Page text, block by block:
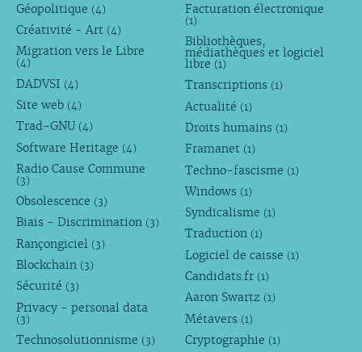
Géopolitique (4)
Créativité - Art (4)
Migration vers le Libre
(4)
DADVSI (4)
Site web (4)
Trad-GNU (4)
Software Heritage (4)
Radio Cause Commune
(3)
Obsolescence (3)
Biais - Discrimination (3)
Rançongiciel (3)
Blockchain (3)
Sécurité (3)
Privacy - personal data
(3)
Technosolutionnisme (3)
Facturation électronique
(1)
Bibliothèques,
médiathèques et logiciel
libre (1)
Transcriptions (1)
Actualité (1)
Droits humains (1)
Framanet (1)
Techno-fascisme (1)
Windows (1)
Syndicalisme (1)
Traduction (1)
Logiciel de caisse (1)
Candidats.fr (1)
Aaron Swartz (1)
Métavers (1)
Cryptographie (1)